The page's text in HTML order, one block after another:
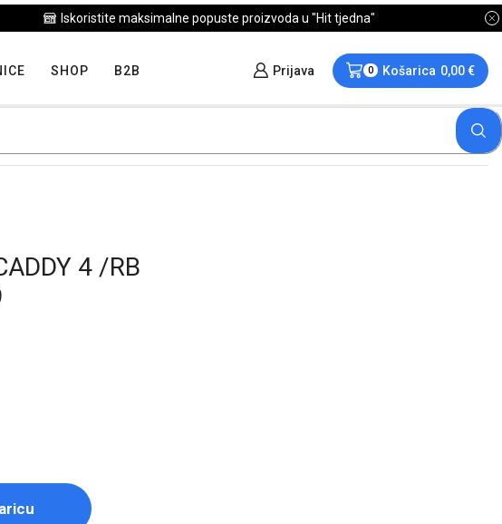
tjedna"
SHOP B2B Prijava 0 Košarica 0,00€
4 /RB